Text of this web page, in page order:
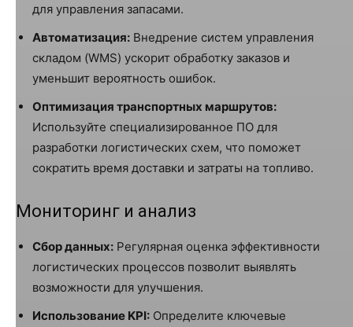
для управления запасами.
Автоматизация: Внедрение систем управления
складом (WMS) ускорит обработку заказов и
уменьшит вероятность ошибок.
Оптимизация транспортных маршрутов:
Используйте специализированное ПО для
разработки логистических схем, что поможет
сократить время доставки и затраты на топливо.
Мониторинг и анализ
Сбор данных: Регулярная оценка эффективности
логистических процессов позволит выявлять
возможности для улучшения.
Использование KPI: Определите ключевые